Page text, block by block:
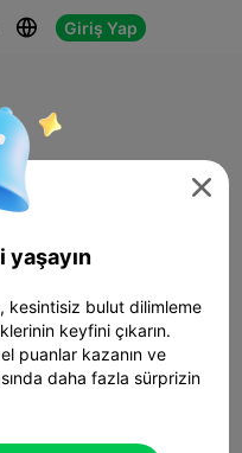
 Giriş Yap

yaşayın
kesintisiz bulut dilimleme
keyfini çıkarın.
puanlar kazanın ve
daha fazla sürprizin